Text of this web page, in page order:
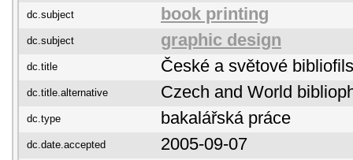
dc.subject book printing
dc.subject graphic design
dc.title České a světové
dc.title.alternative Czech and World
dc.type bakalářská práce
dc.date.accepted 2005-09-07